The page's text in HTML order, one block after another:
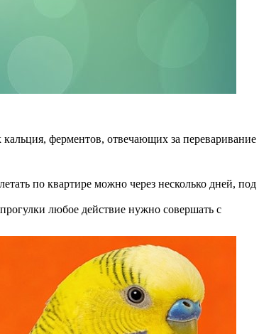
ферментов, отвечающих за переваривание
по квартире можно через несколько дней, под
любое действие нужно совершать с